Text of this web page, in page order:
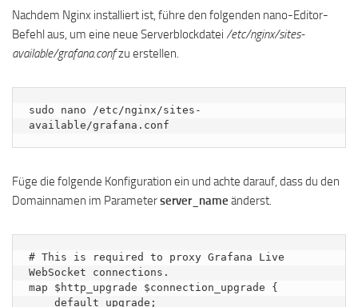
Nachdem Nginx installiert ist, führe den folgenden nano-Editor-
Befehl aus, um eine neue Serverblockdatei /etc/nginx/sites-
available/grafana.confzu erstellen.
sudo nano /etc/nginx/sites-
available/grafana.conf
Füge die folgende Konfiguration ein und achte darauf, dass du den
Domainnamen im Parameterserver_name änderst.
# This is required to proxy Grafana Live
WebSocket connections.
map $http_upgrade $connection_upgrade {
default upgrade;